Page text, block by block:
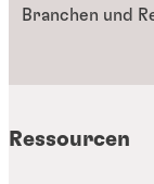
Branchen und
Ressourcen